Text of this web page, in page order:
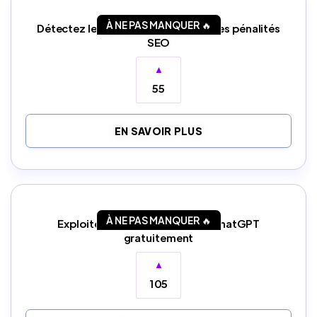
À NE PAS MANQUER 🔥
Détectez le contenu IA pour éviter les pénalités
SEO
▲
55
EN SAVOIR PLUS
À NE PAS MANQUER 🔥
Exploitez tout le potentiel de ChatGPT
gratuitement
▲
105